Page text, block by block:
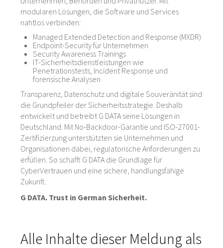
modularen Lösungen, die Software und Services
nahtlos verbinden:
Managed Extended Detection and Response (MXDR)
Endpoint-Security für Unternehmen
Security Awareness Trainings
IT-Sicherheitsdienstleistungen wie
Penetrationstests, Incident Response und
forensische Analysen
Transparenz, Datenschutz und digitale Souveränität sind
die Grundpfeiler der Sicherheitsstrategie. Deshalb
entwickelt und betreibt G DATA seine Lösungen in
Deutschland. Mit No-Backdoor-Garantie und ISO-27001-
Zertifizierzung unterstützten sie Unternehmen und
Organisationen dabei, regulatorische Anforderungen zu
erfüllen. So schafft G DATA die Grundlage für
CyberVertrauen und eine sichere, handlungsfähige
Zukunft.
G DATA. Trust in German Sicherheit.
Alle Inhalte dieser Meldung als